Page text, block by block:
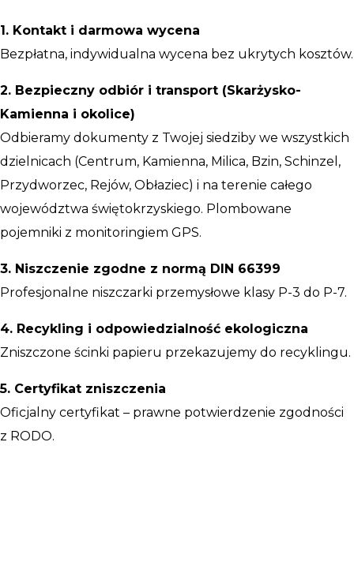
1. Kontakt i darmowa wycena
Bezpłatna, indywidualna wycena bez ukrytych kosztów.
2. Bezpieczny odbiór i transport (Skarżysko-
Kamienna i okolice)
Odbieramy dokumenty z Twojej siedziby we wszystkich
dzielnicach (Centrum, Kamienna, Milica, Bzin, Schinzel,
Przydworzec, Rejów, Obłaziec) i na terenie całego
województwa świętokrzyskiego. Plombowane
pojemniki z monitoringiem GPS.
3. Niszczenie zgodne z normą DIN 66399
Profesjonalne niszczarki przemysłowe klasy P-3 do P-7.
4. Recykling i odpowiedzialność ekologiczna
Zniszczone ścinki papieru przekazujemy do recyklingu.
5. Certyfikat zniszczenia
Oficjalny certyfikat – prawne potwierdzenie zgodności
z RODO.